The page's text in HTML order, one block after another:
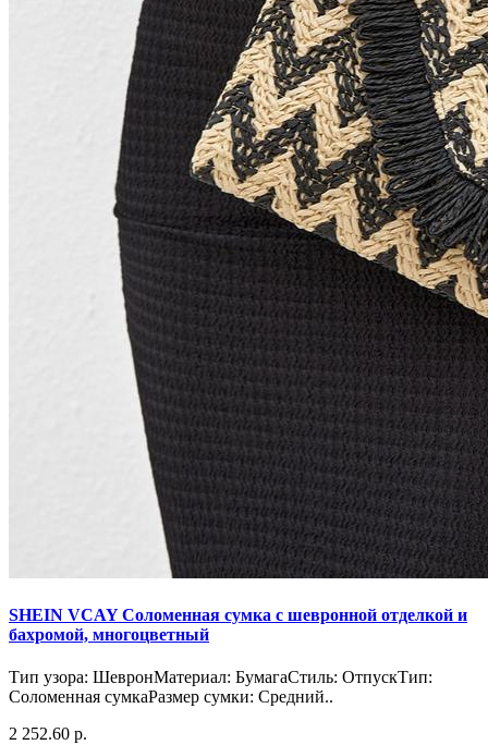
SHEIN VCAY Соломенная сумка с шевронной отделкой и
бахромой, многоцветный
Тип узора: ШевронМатериал: БумагаСтиль: ОтпускТип:
Соломенная сумкаРазмер сумки: Средний..
2 252.60 р.